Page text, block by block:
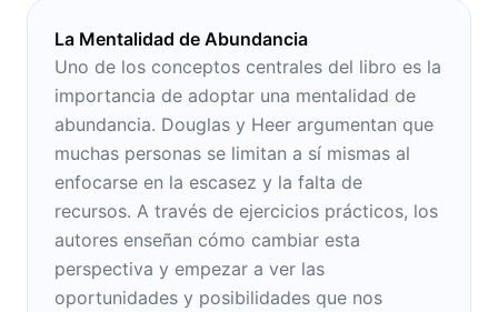
La Mentalidad de Abundancia
Uno de los conceptos centrales del libro es la
importancia de adoptar una mentalidad de
abundancia. Douglas y Heer argumentan que
muchas personas se limitan a sí mismas al
enfocarse en la escasez y la falta de
recursos. A través de ejercicios prácticos, los
autores enseñan cómo cambiar esta
perspectiva y empezar a ver las
oportunidades y posibilidades que nos